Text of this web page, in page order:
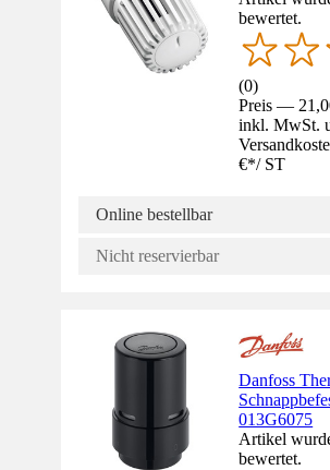
bewertet.
(0)
Preis —
inkl. MwSt.
€*/ ST
Online bestellbar
Nicht reservierbar
Danfoss
013G6075
Artikel
bewertet.